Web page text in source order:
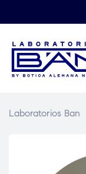
Laboratorios Ban